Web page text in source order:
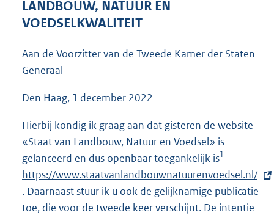
LANDBOUW, NATUUR EN
VOEDSELKWALITEIT
Aan de Voorzitter van de Tweede Kamer der Staten-
Generaal
Den Haag, 1 december 2022
Hierbij kondig ik graag aan dat gisteren de website
«Staat van Landbouw, Natuur en Voedsel» is
gelanceerd en dus openbaar toegankelijk is1
x
t
e
https://www.staatvanlandbouwnatuurenvoedsel.nl/
. Daarnaast stuur ik u ook de gelijknamige publicatie
toe, die voor de tweede keer verschijnt. De intentie